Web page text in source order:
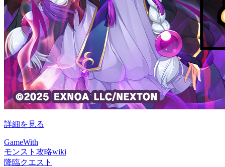
詳細を見る
GameWith
モンスト攻略wiki
降臨クエスト